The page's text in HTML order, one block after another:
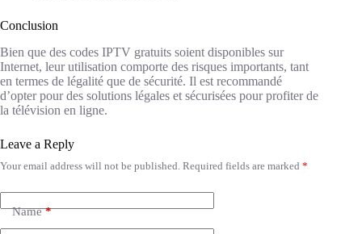
Conclusion
Bien que des codes IPTV gratuits soient disponibles sur
Internet, leur utilisation comporte des risques importants, tant
en termes de légalité que de sécurité. Il est recommandé
d’opter pour des solutions légales et sécurisées pour profiter de
la télévision en ligne.
Leave a Reply
Your email address will not be published. Required fields are marked *
Name*